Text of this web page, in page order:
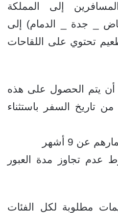
إلى المملكة
_ جدة _ الدمام) إلى
تحتوي على اللقاحات
أن يتم الحصول على هذه
قبل 10 أيام من تاريخ السفر باستثناء
عن 9 أشهر
عدم تجاوز مدة العبور
مطلوبة لكل الفئات